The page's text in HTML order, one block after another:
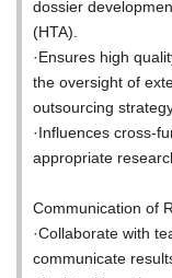
dossier
(HTA).
·Ensures high
the oversight of
outsourcing
·Influences cross-
appropriate
Communication of
·Collaborate with
communicate